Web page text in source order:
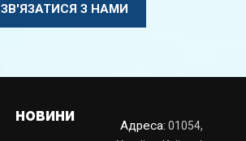
ЗВ'ЯЗАТИСЯ З НАМИ
НОВИНИ
Адреса: 01054,